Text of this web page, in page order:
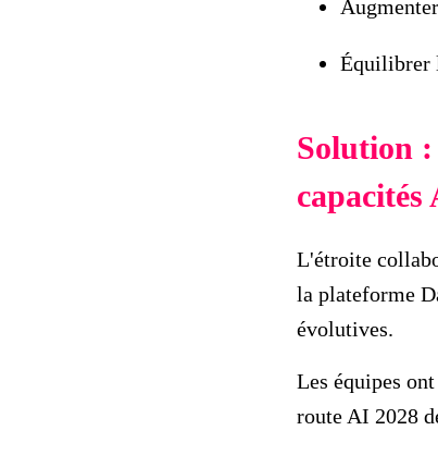
Équilibrer
Solution :
capacités
L'étroite
la plateforme
évolutives.
Les équipes
route AI 2028